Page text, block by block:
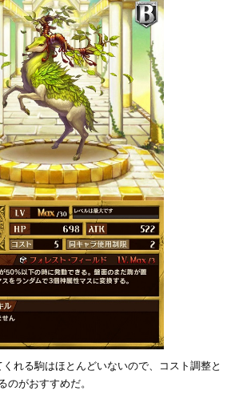
れる駒はほとんどいないので、コスト調整と
のがおすすめだ。